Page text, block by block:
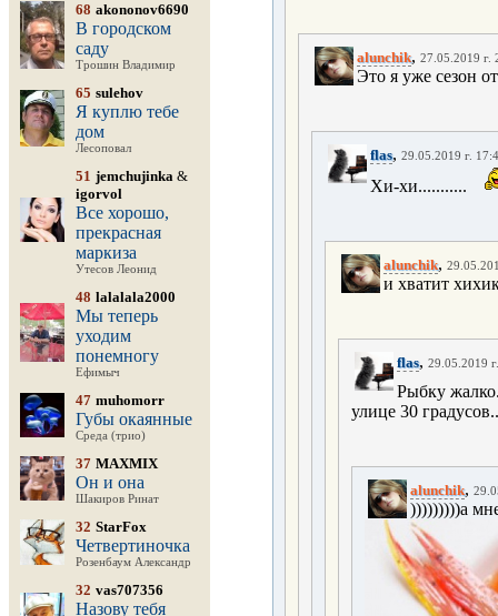
68 akononov6690
В городском
саду
Трошин Владимир
65 sulehov
Я куплю тебе
дом
Лесоповал
51 jemchujinka &
igorvol
Все хорошо,
прекрасная
маркиза
Утесов Леонид
48 lalalala2000
Мы теперь
уходим
понемногу
Ефимыч
47 muhomorr
Губы окаянные
Среда (трио)
37 MAXMIX
Он и она
Шакиров Ринат
32 StarFox
Четвертиночка
Розенбаум Александр
32 vas707356
Назову тебя
alunchik, 27.05.2019 г.
Это я уже сезон
flas, 29.05.2019 г.
Хи-хи...........
alunchik,
и хватит
flas, 29.05.2019
Рыбку
улице 30 градусов..
alunchik,
)))))))))а